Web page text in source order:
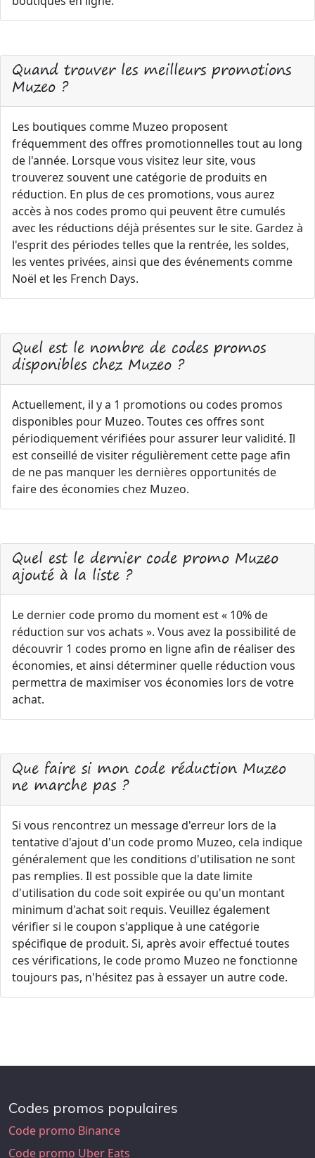
Quand trouver les meilleurs promotions
Muzeo ?
Les boutiques comme Muzeo proposent
fréquemment des offres promotionnelles tout au long
de l'année. Lorsque vous visitez leur site, vous
trouverez souvent une catégorie de produits en
réduction. En plus de ces promotions, vous aurez
accès à nos codes promo qui peuvent être cumulés
avec les réductions déjà présentes sur le site. Gardez à
l'esprit des périodes telles que la rentrée, les soldes,
les ventes privées, ainsi que des événements comme
Noël et les French Days.
Quel est le nombre de codes promos
disponibles chez Muzeo ?
Actuellement, il y a 1 promotions ou codes promos
disponibles pour Muzeo. Toutes ces offres sont
périodiquement vérifiées pour assurer leur validité. Il
est conseillé de visiter régulièrement cette page afin
de ne pas manquer les dernières opportunités de
faire des économies chez Muzeo.
Quel est le dernier code promo Muzeo
ajouté à la liste ?
Le dernier code promo du moment est « 10% de
réduction sur vos achats ». Vous avez la possibilité de
découvrir 1 codes promo en ligne afin de réaliser des
économies, et ainsi déterminer quelle réduction vous
permettra de maximiser vos économies lors de votre
achat.
Que faire si mon code réduction Muzeo
ne marche pas ?
Si vous rencontrez un message d'erreur lors de la
tentative d'ajout d'un code promo Muzeo, cela indique
généralement que les conditions d'utilisation ne sont
pas remplies. Il est possible que la date limite
d'utilisation du code soit expirée ou qu'un montant
minimum d'achat soit requis. Veuillez également
vérifier si le coupon s'applique à une catégorie
spécifique de produit. Si, après avoir effectué toutes
ces vérifications, le code promo Muzeo ne fonctionne
toujours pas, n'hésitez pas à essayer un autre code.
Codes promos populaires
Code promo Binance
Code promo Uber Eats